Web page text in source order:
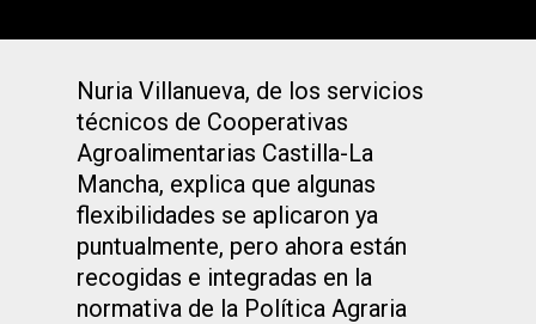
Nuria Villanueva, de los servicios
técnicos de Cooperativas
Agroalimentarias Castilla-La
Mancha, explica que algunas
flexibilidades se aplicaron ya
puntualmente, pero ahora están
recogidas e integradas en la
normativa de la Política Agraria